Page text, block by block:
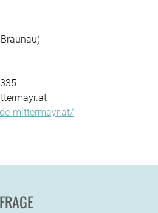
mittermayr.at/